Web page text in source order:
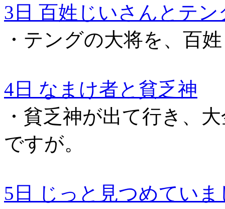
3日 百姓じいさんとテン
・テングの大将を、百
4日 なまけ者と貧乏神
・貧乏神が出て行き、
ですが。
5日 じっと見つめていま